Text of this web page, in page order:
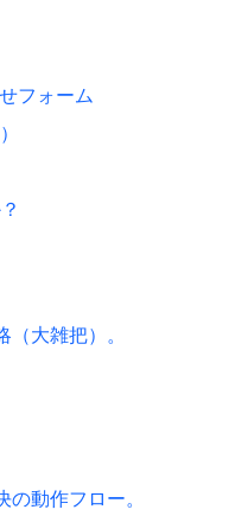
フォーム
（大雑把）。
の動作フロー。